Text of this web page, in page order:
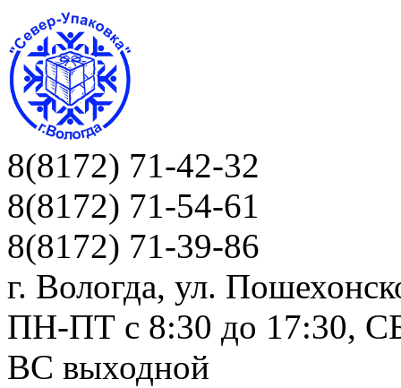
8(8172) 71-42-32
8(8172) 71-54-61
8(8172) 71-39-86
г. Вологда, ул.
ПН-ПТ c 8:30 до 17:30,
ВС выходной